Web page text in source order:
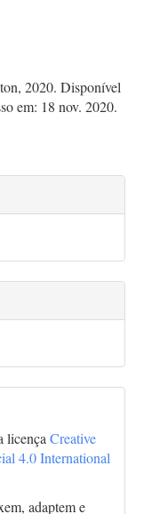
2020. Disponível
em: 18 nov. 2020.
licençaCreative
4.0 International
adaptem e